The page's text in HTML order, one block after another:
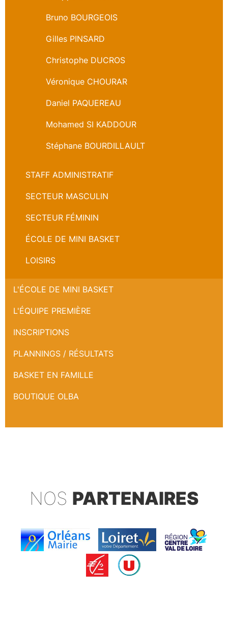
Bruno BOURGEOIS
Gilles PINSARD
Christophe DUCROS
Véronique CHOURAR
Daniel PAQUEREAU
Mohamed SI KADDOUR
Stéphane BOURDILLAULT
STAFF ADMINISTRATIF
SECTEUR MASCULIN
SECTEUR FÉMININ
ÉCOLE DE MINI BASKET
LOISIRS
L'ÉCOLE DE MINI BASKET
L'ÉQUIPE PREMIÈRE
INSCRIPTIONS
PLANNINGS / RÉSULTATS
BASKET EN FAMILLE
BOUTIQUE OLBA
NOS PARTENAIRES